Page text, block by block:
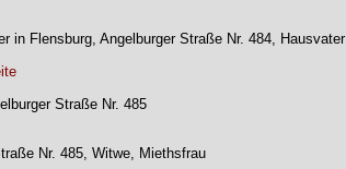
in Flensburg, Angelburger Straße Nr. 484, Hausvater
Straße Nr. 485
Nr. 485, Witwe, Miethsfrau